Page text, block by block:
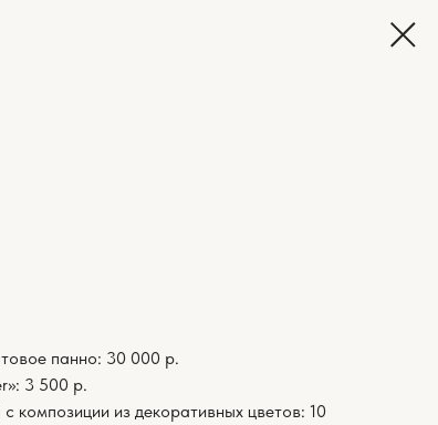
панно: 30 000 р.
3 500 р.
композиции из декоративных цветов: 10